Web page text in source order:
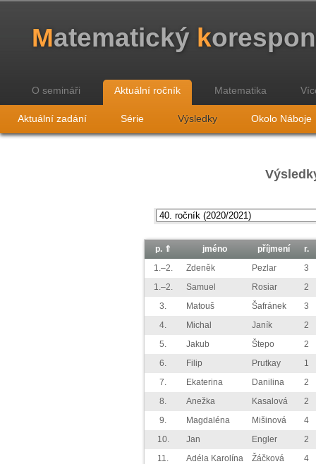
Matematický k
O semináři Aktuální ročník Matematika
Aktuální zadání Série Výsledky Okolo Náboje
p.⇑ jméno příjmení
r.
1.–2.
Zdeněk Pezlar
3
1.–2.
Samuel Rosiar
2
3.
Matouš Šafránek
3
4.
Michal Janík
2
5.
Jakub Štepo
2
6.
Filip Prutkay
1
7.
Ekaterina Danilina
2
8.
Anežka Kasalová
2
9.
Magdaléna Mišinová
4
10.
Jan Engler
2
11.
Adéla Karolína Žáčková
4